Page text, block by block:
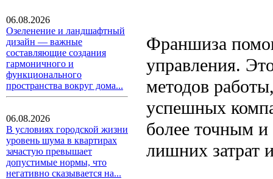
06.08.2026
Озеленение и ландшафтный
дизайн — важные
составляющие создания
гармоничного и
функционального
пространства вокруг дома...
06.08.2026
В условиях городской жизни
уровень шума в квартирах
зачастую превышает
допустимые нормы, что
негативно сказывается на...
Франшиза
управления.
методов
успешных
более точным и
лишних затрат